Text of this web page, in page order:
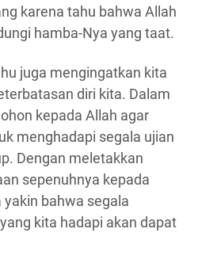
karena tahu bahwa Allah
hamba-Nya yang taat.
juga mengingatkan kita
diri kita. Dalam
kepada Allah agar
menghadapi segala ujian
Dengan meletakkan
sepenuhnya kepada
bahwa segala
kita hadapi akan dapat